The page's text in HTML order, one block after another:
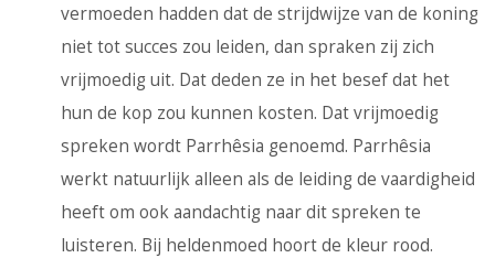
vermoeden hadden dat de strijdwijze van de koning
niet tot succes zou leiden, dan spraken zij zich
vrijmoedig uit. Dat deden ze in het besef dat het
hun de kop zou kunnen kosten. Dat vrijmoedig
spreken wordt Parrhêsia genoemd. Parrhêsia
werkt natuurlijk alleen als de leiding de vaardigheid
heeft om ook aandachtig naar dit spreken te
luisteren. Bij heldenmoed hoort de kleur rood.